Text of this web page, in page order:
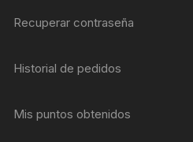
Recuperar contraseña
Historial de pedidos
Mis puntos obtenidos